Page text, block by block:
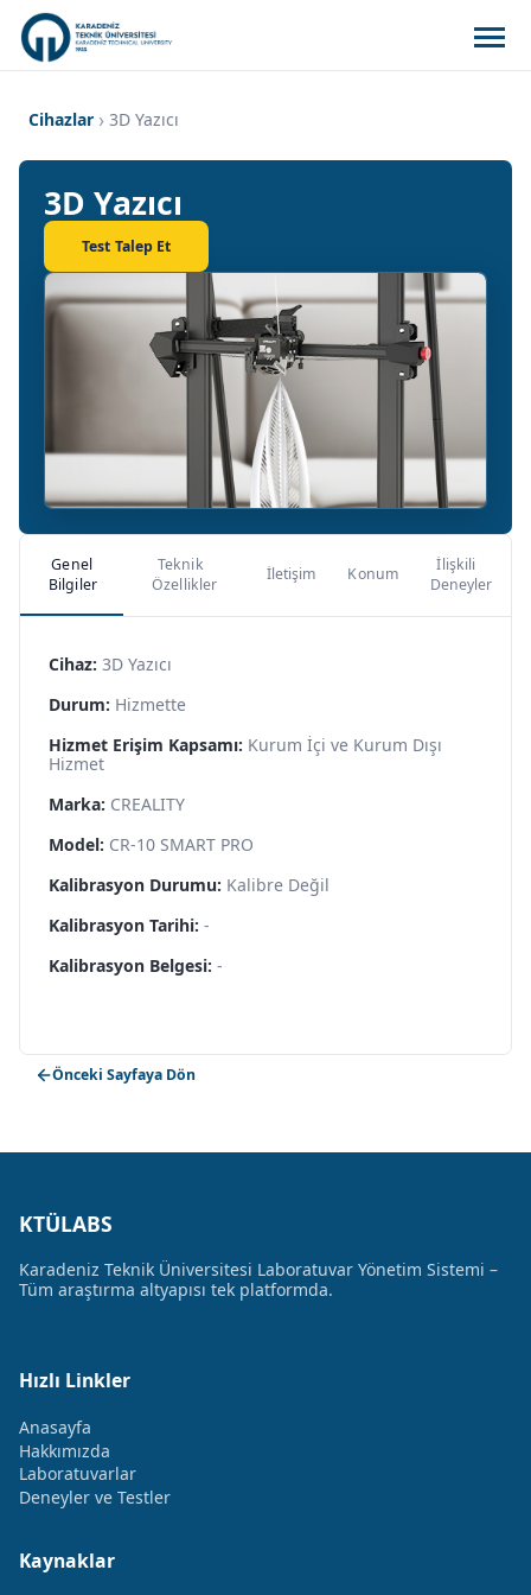
Cihazlar 3D Yazıcı
3D Yazıcı
Test Talep Et
Genel
Bilgiler
Teknik
Özellikler
İletişim Konum
İlişkili
Deneyler
Cihaz: 3D Yazıcı
Durum: Hizmette
Hizmet Erişim Kapsamı: Kurum İçi ve Kurum Dışı
Hizmet
Marka: CREALITY
Model: CR-10 SMART PRO
Kalibrasyon Durumu: Kalibre Değil
Kalibrasyon Tarihi: -
Kalibrasyon Belgesi: -
Önceki Sayfaya Dön
KTÜLABS
Karadeniz Teknik Üniversitesi Laboratuvar Yönetim Sistemi –
Tüm araştırma altyapısı tek platformda.
Hızlı Linkler
Anasayfa
Hakkımızda
Laboratuvarlar
Deneyler ve Testler
Kaynaklar